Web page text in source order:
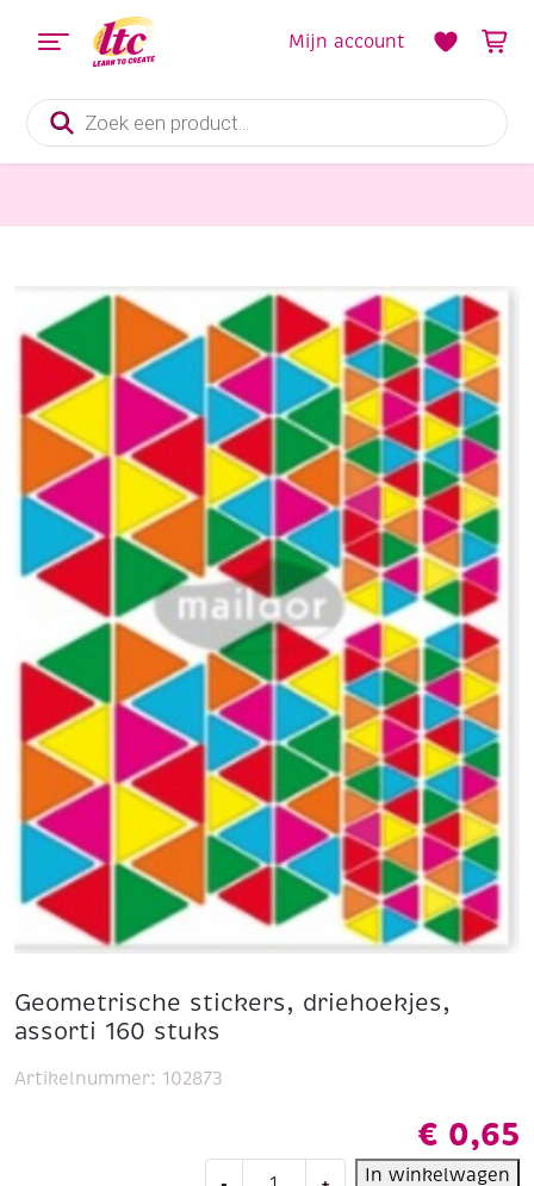
Producten
zoeken
Mijn account
Geometrische stickers, driehoekjes,
assorti 160 stuks
€ 0,65
In winkelwagen
Artikelnummer: 102873